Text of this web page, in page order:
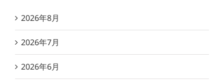
2026年8月
2026年7月
2026年6月